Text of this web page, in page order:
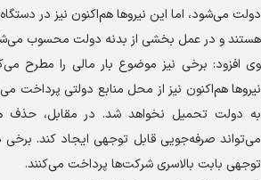
دولت می‌شود، اما این نیرو‌ها هم‌اکنون نیز در
هستند و در عمل بخشی از بدنه دولت محسوب
وی افزود: برخی نیز موضوع بار مالی را مطرح
نیرو‌ها هم‌اکنون نیز از محل منابع دولتی پرداخت
به دولت تحمیل نخواهد شد. در مقابل، حذف
می‌تواند صرفه‌جویی قابل توجهی ایجاد کند. برخی
توجهی بابت بالاسری شرکت‌ها پرداخت می‌کنند.